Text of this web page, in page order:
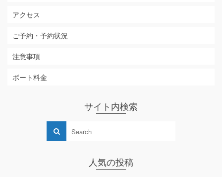
アクセス
ご予約・予約状況
注意事項
ボート料金
サイト内検索
人気の投稿